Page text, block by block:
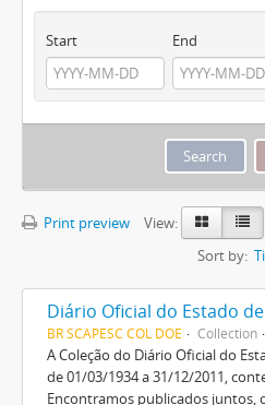
Start End
Print preview
View:
Sort by:
Diário Oficial do Estado
BR SCAPESC COL DOE Collection
A Coleção do Diário Oficial do
de 01/03/1934 a 31/12/2011,
Encontramos publicados juntos,